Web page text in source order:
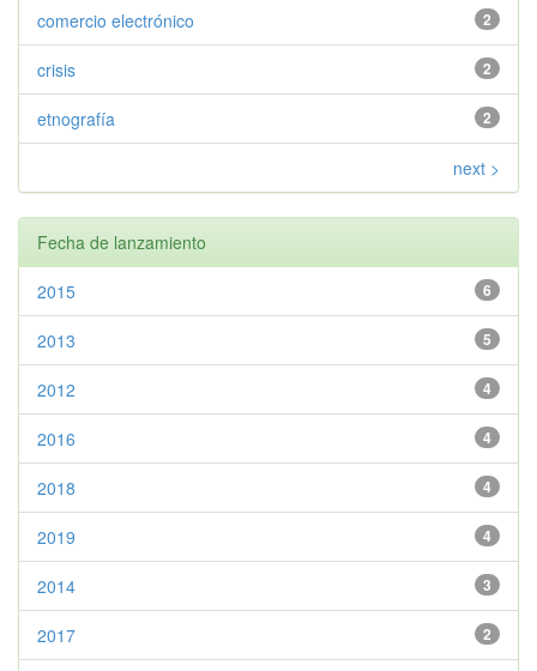
2
comercio electrónico
2
crisis
2
etnografía
next >
Fecha de lanzamiento
6
2015
5
2013
4
2012
4
2016
4
2018
4
2019
3
2014
2
2017